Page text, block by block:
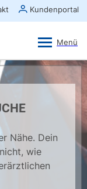
Nähe. Dein
wie
Ansehen